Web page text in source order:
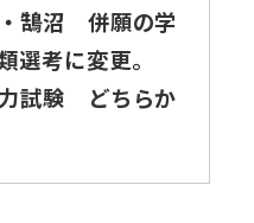
鵠沼 併願の学
選考に変更。
試験 どちらか